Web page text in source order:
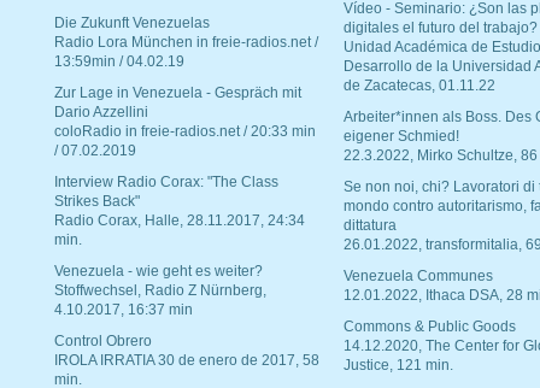
Die Zukunft Venezuelas
Radio Lora München in freie-radios.net /
13:59min / 04.02.19
Zur Lage in Venezuela - Gespräch mit
Dario Azzellini
coloRadio in freie-radios.net / 20:33 min
/ 07.02.2019
Interview Radio Corax: "The Class
Strikes Back"
Radio Corax, Halle, 28.11.2017, 24:34
min.
Venezuela - wie geht es weiter?
Stoffwechsel, Radio Z Nürnberg,
4.10.2017, 16:37 min
Control Obrero
IROLA IRRATIA 30 de enero de 2017, 58
min.
Vídeo - Seminario: ¿Son las
digitales el futuro del trabajo?
Unidad Académica de
Desarrollo de la Universidad
de Zacatecas, 01.11.22
Arbeiter*innen als Boss. Des
eigener Schmied!
22.3.2022, Mirko Schultze, 86
Se non noi, chi? Lavoratori di
mondo contro autoritarismo,
dittatura
26.01.2022, transformitalia,
Venezuela Communes
12.01.2022, Ithaca DSA, 28
Commons & Public Goods
14.12.2020, The Center for
Justice, 121 min.